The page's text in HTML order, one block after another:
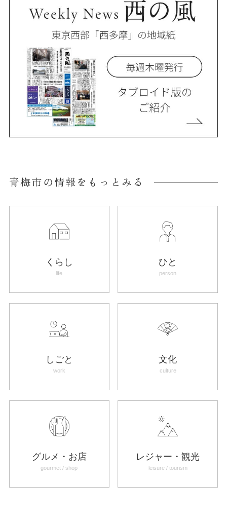
青梅市の情報をもっとみる
くらし
life
ひと
person
しごと
work
文化
culture
グルメ・お店
gourmet / shop
レジャー・観光
leisure / tourism